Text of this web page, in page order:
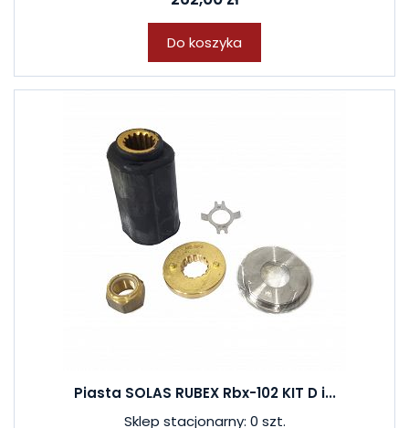
Do koszyka
Piasta SOLAS RUBEX Rbx-102 KIT D i...
Sklep stacjonarny: 0 szt.